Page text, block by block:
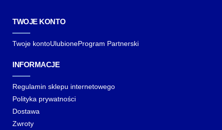
TWOJE KONTO
Twoje kontoUlubioneProgram Partnerski
INFORMACJE
Regulamin sklepu internetowego
Polityka prywatności
Dostawa
Zwroty